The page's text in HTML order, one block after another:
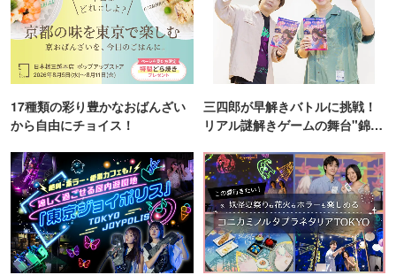
17種類の彩り豊かなおばんざい
から自由にチョイス！
三四郎が早解きバトルに挑戦！
リアル謎解きゲームの舞台"錦糸